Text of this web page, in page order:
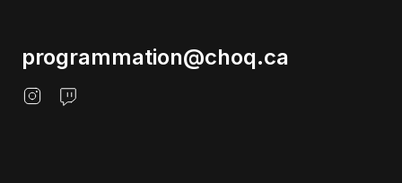
programmation@choq.ca